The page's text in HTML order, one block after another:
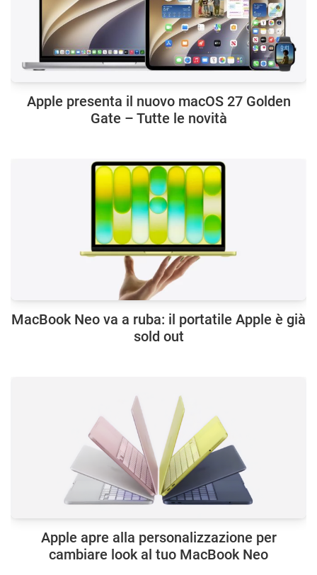
Apple presenta il nuovo macOS 27 Golden
Gate – Tutte le novità
MacBook Neo va a ruba: il portatile Apple è già
sold out
Apple apre alla personalizzazione per
cambiare look al tuo MacBook Neo